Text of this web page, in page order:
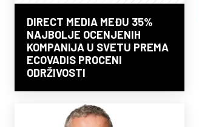
DIRECT MEDIA MEĐU 35%
NAJBOLJE OCENJENIH
KOMPANIJA U SVETU PREMA
ECOVADIS PROCENI
ODRŽIVOSTI